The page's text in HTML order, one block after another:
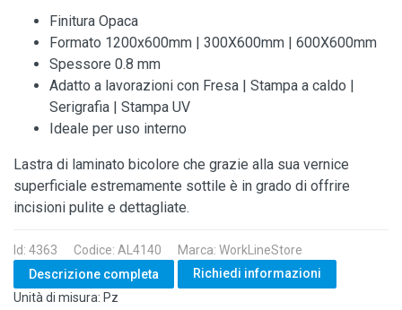
Finitura Opaca
Formato 1200x600mm | 300X600mm | 600X600mm
Spessore 0.8 mm
Adatto a lavorazioni con Fresa | Stampa a caldo |
Serigrafia | Stampa UV
Ideale per uso interno
Lastra di laminato bicolore che grazie alla sua vernice
superficiale estremamente sottile è in grado di offrire
incisioni pulite e dettagliate.
Id: 4363 Codice: AL4140
Marca: WorkLineStore
Descrizione completa
Richiedi informazioni
Unità di misura: Pz